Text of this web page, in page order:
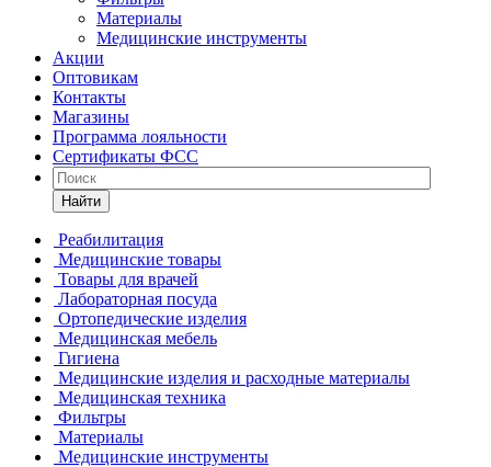
Материалы
Медицинские инструменты
Акции
Оптовикам
Контакты
Магазины
Программа лояльности
Сертификаты ФСС
Найти
Реабилитация
Медицинские товары
Товары для врачей
Лабораторная посуда
Ортопедические изделия
Медицинская мебель
Гигиена
Медицинские изделия и расходные материалы
Медицинская техника
Фильтры
Материалы
Медицинские инструменты